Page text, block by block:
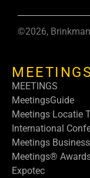
©2026,
MEETINGS
MeetingsGuide
Meetings Locatie
International
Meetings
Meetings®
Expotec